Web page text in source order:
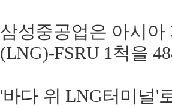
삼성중공업은 아시
(LNG)-FSRU 1척을
'바다 위 LNG터미널'